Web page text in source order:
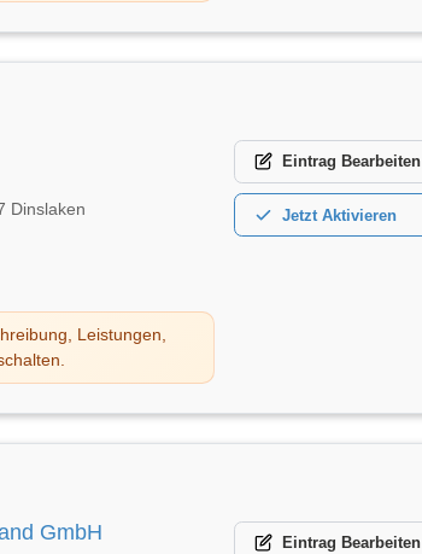
Dinslaken
Leistungen,
Eintrag Bearbeiten
Jetzt Aktivieren
GmbH Eintrag Bearbeiten